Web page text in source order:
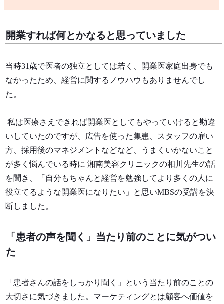
開業すれば何とかなると思っていました
当時31歳で医者の独立としては若く、開業医家庭出身でも
なかったため、経営に関するノウハウもありませんでし
た。
私は医療さえできれば開業医としてもやっていけると勘違
いしていたのですが、広告を使った集患、スタッフの雇い
方、採用後のマネジメントなどなど、うまくいかないこと
が多く悩んでいる時に 湘南美容クリニックの相川先生の話
を聞き、「自分もちゃんと経営を勉強してより多くの人に
役立てるような開業医になりたい」と思いMBSの受講を決
断しました。
「患者の声を聞く」当たり前のことに気がつい
た
「患者さんの話をしっかり聞く」という当たり前のことの
大切さに気づきました。マーケティングとは顧客へ価値を